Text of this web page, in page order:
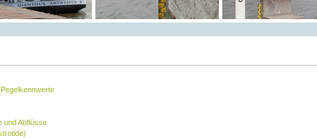
und Abflüsse